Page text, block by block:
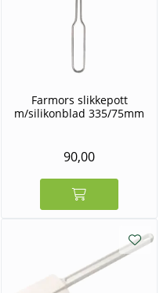
Farmors slikkepott
m/silikonblad 335/75mm
90,00